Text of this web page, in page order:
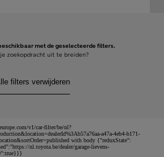
met de geselecteerde filters.
zoekopdracht uit te breiden?
filters verwijderen
v1/car-filter/be/nl?
a47a-4eb4-b171-
with body {"reduxState":
nl.toyota.be/dealer/garage-lievens-